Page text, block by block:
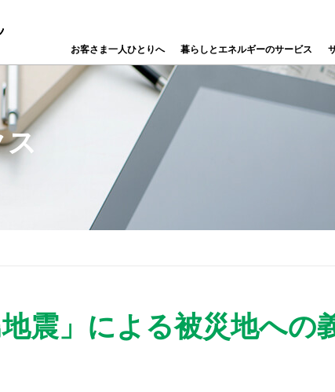
地震」による被災地への
お客さま一人ひとりへ 暮らしとエネルギーのサービス
グ＆メンテナンス ハウジング
バナンス（Governance） ESGデータ集
ト・ガバナンス 財務・業績
よくあるご質問 免責事項
企業 早わかりサーラグループ
障がい者採用 退職者のカムバック制度